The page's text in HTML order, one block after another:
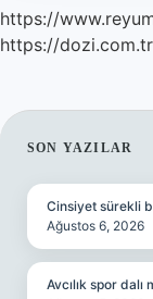
https://
https://dozi.com.tr
SON YAZILAR
Cinsiyet sürekli
Ağustos 6, 2026
Avcılık spor dalı